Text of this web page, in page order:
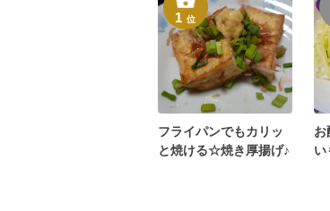
1位
フライパンでもカリッ
と焼ける☆焼き厚揚げ♪
お
い